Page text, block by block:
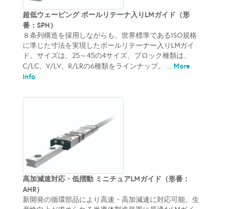
超低ウェービング ボールリテーナ入りLMガイド（形
番：SPH）
８条列構造を採用しながらも、世界標準であるISO規格
に準じた寸法を実現したボールリテーナー入りLMガイ
ド。サイズは、25～45の4サイズ、ブロック種類は、
C/LC、V/LV、R/LRの6種類をラインナップ。 ... More
Info
高加減速対応・低摺動 ミニチュアLMガイド（形番：
AHR）
新開発の循環部品により高速・高加減速に対応可能。生